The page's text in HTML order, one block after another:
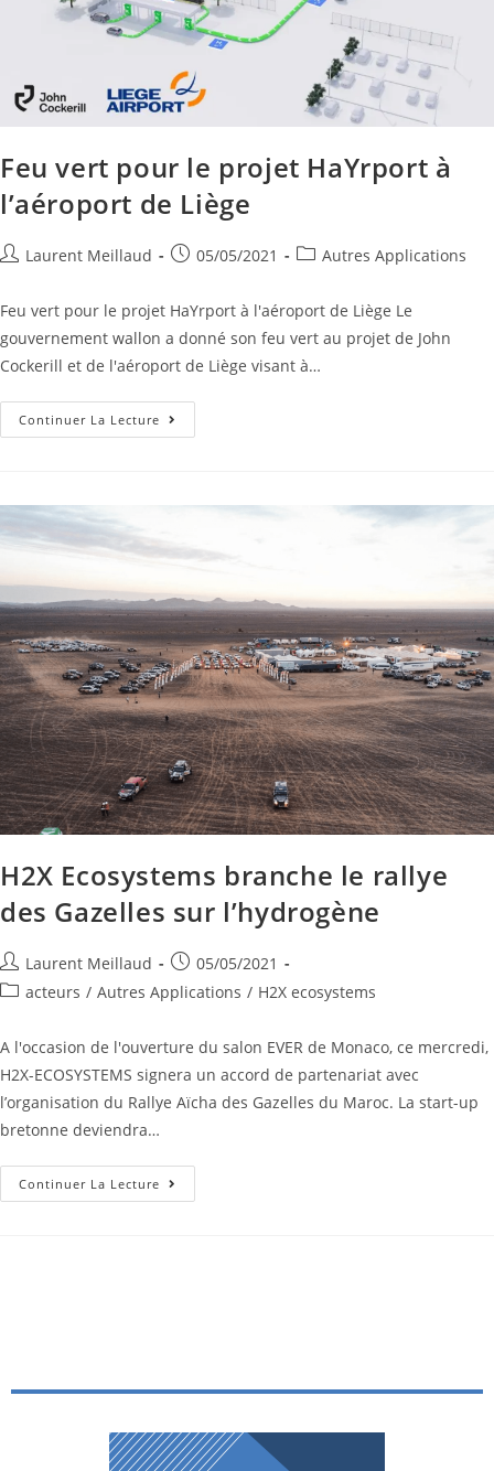
Feu vert pour le projet HaYrport à
l’aéroport de Liège
Laurent Meillaud 05/05/2021 Autres Applications
Feu vert pour le projet HaYrport à l'aéroport de Liège Le
gouvernement wallon a donné son feu vert au projet de John
Cockerill et de l'aéroport de Liège visant à…
Continuer La Lecture
H2X Ecosystems branche le rallye
des Gazelles sur l’hydrogène
Laurent Meillaud
05/05/2021
acteurs / Autres Applications / H2X ecosystems
A l'occasion de l'ouverture du salon EVER de Monaco, ce mercredi,
H2X-ECOSYSTEMS signera un accord de partenariat avec
l’organisation du Rallye Aïcha des Gazelles du Maroc. La start-up
bretonne deviendra…
Continuer La Lecture